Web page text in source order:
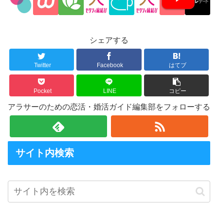
シェアする
Twitter Facebook はてブ
Pocket LINE コピー
アラサーのための恋活・婚活ガイド編集部をフォローする
サイト内検索